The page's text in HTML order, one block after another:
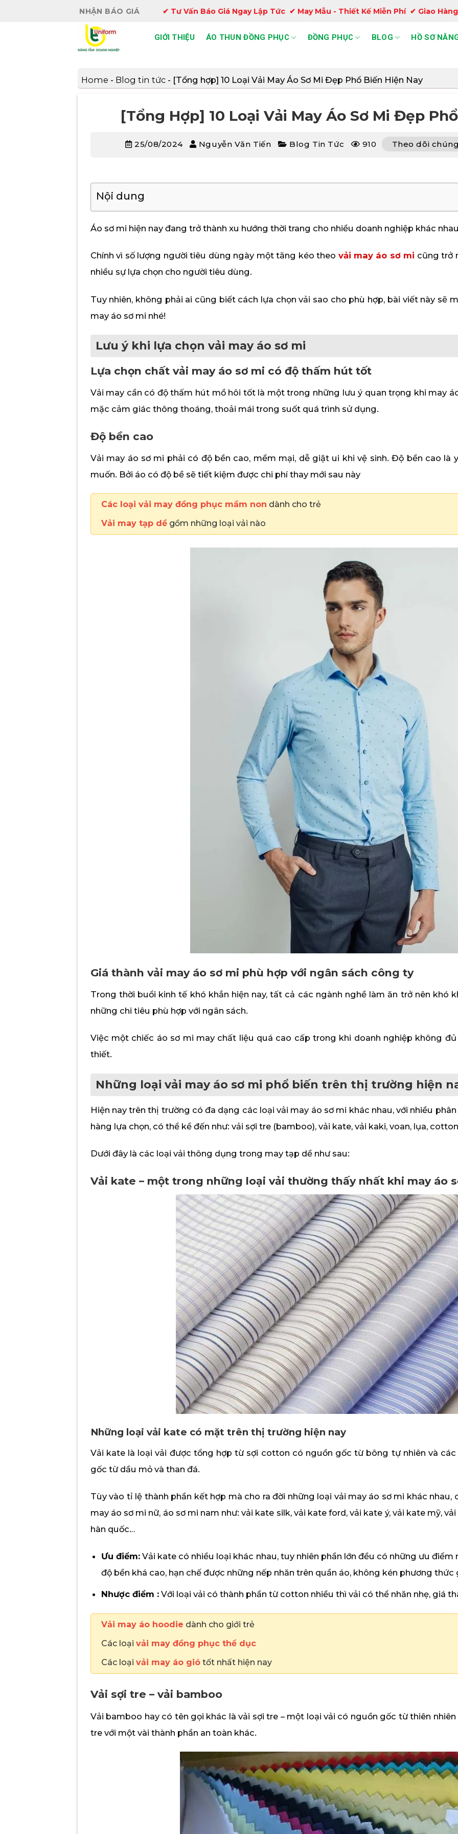
NHẬN BÁO GIÁ ✔ Tư Vấn Báo Giá Ngay Lập Tức ✔ May Mẫu - Thiết Kế Miễn Phí ✔ Giao
GIỚI THIỆU ÁO THUN ĐỒNG PHỤC ĐỒNG PHỤC BLOG HỒ SƠ
Home - Blog tin tức - [Tổng hợp] 10 Loại Vải May Áo Sơ Mi Đẹp Phổ Biến Hiện Nay
[Tổng Hợp] 10 Loại Vải May Áo Sơ Mi Đẹp
25/08/2024 Nguyễn Văn Tiến Blog Tin Tức 910 Theo dõi
Nội dung
Áo sơ mi hiện nay đang trở thành xu hướng thời trang cho nhiều doanh nghiệp khác
Chính vì số lượng người tiêu dùng ngày một tăng kéo theo vải may áo sơ mi cũng trở
nhiều sự lựa chọn cho người tiêu dùng.
Tuy nhiên, không phải ai cũng biết cách lựa chọn vải sao cho phù hợp, bài viết này sẽ
may áo sơ mi nhé!
Lưu ý khi lựa chọn vải may áo sơ mi
Lựa chọn chất vải may áo sơ mi có độ thấm hút tốt
Vải may cần có độ thấm hút mồ hôi tốt là một trong những lưu ý quan trọng khi may
mặc cảm giác thông thoáng, thoải mái trong suốt quá trình sử dụng.
Độ bền cao
Vải may áo sơ mi phải có độ bền cao, mềm mại, dễ giặt ui khi vệ sinh. Độ bền cao
muốn. Bởi áo có độ bề sẽ tiết kiệm được chi phí thay mới sau này
Các loại vải may đồng phục mầm non dành cho trẻ
Vải may tạp dềgồm những loại vải nào
Giá thành vải may áo sơ mi phù hợp với ngân sách công ty
Trong thời buổi kinh tế khó khắn hiện nay, tất cả các ngành nghề làm ăn trở nên khó
những chi tiêu phù hợp với ngân sách.
Việc một chiếc áo sơ mi may chất liệu quá cao cấp trong khi doanh nghiệp không
thiết.
Những loại vải may áo sơ mi phổ biến trên thị trường hiện
Hiện nay trên thị trường có đa dạng các loại vải may áo sơ mi khác nhau, với nhiều
hàng lựa chọn, có thể kể đến như: vải sợi tre (bamboo), vải kate, vải kaki, voan, lụa,
Dưới đây là các loại vải thông dụng trong may tạp dề như sau:
Vải kate – một trong những loại vải thường thấy nhất khi may áo
Những loại vải kate có mặt trên thị trường hiện nay
Vải kate là loại vải được tổng hợp từ sợi cotton có nguồn gốc từ bông tự nhiên và
gốc từ dầu mỏ và than đá.
Tùy vào tỉ lệ thành phần kết hợp mà cho ra đời những loại vải may áo sơ mi khác nhau,
may áo sơ mi nữ, áo sơ mi nam như: vải kate silk, vải kate ford, vải kate ý, vải kate mỹ,
hàn quốc…
Ưu điểm: Vải kate có nhiều loại khác nhau, tuy nhiên phần lớn đều có những ưu
độ bền khá cao, hạn chế được những nếp nhăn trên quần áo, không kén phương
Nhược điểm : Với loại vải có thành phần từ cotton nhiều thì vải có thể nhăn nhẹ, giá
Vải may áo hoodie dành cho giới trẻ
Các loại vải may đồng phục thể dục
Các loại vải may áo giótốt nhất hiện nay
Vải sợi tre – vải bamboo
Vải bamboo hay có tên gọi khác là vải sợi tre – một loại vải có nguồn gốc từ thiên
tre với một vài thành phần an toàn khác.